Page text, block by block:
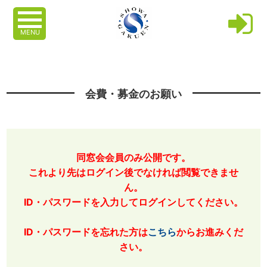
MENU
会費・募金のお願い
同窓会会員のみ公開です。
これより先はログイン後でなければ閲覧できませ
ん。
ID・パスワードを入力してログインしてください。
ID・パスワードを忘れた方はこちらからお進みくだ
さい。